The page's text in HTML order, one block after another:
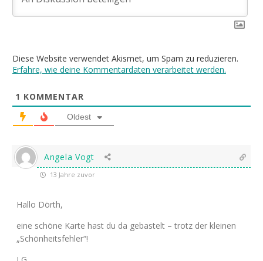
Diese Website verwendet Akismet, um Spam zu reduzieren.
Erfahre, wie deine Kommentardaten verarbeitet werden.
1 KOMMENTAR
Oldest
Angela Vogt
13 Jahre zuvor
Hallo Dörth,
eine schöne Karte hast du da gebastelt – trotz der kleinen
„Schönheitsfehler“!